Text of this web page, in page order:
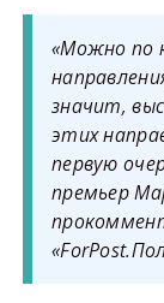
«Можно по
значит,
этих
первую
премьер